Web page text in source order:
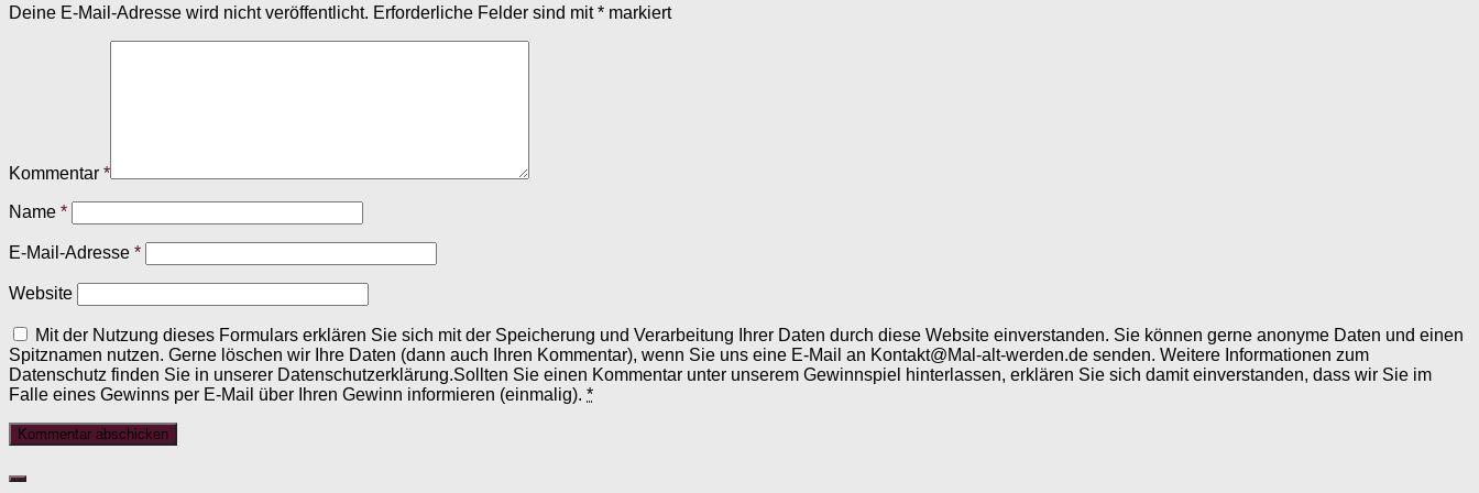
Deine E-Mail-Adresse wird nicht veröffentlicht. Erforderliche Felder sind mit* markiert
Kommentar *
Name *
E-Mail-Adresse *
Website
Mit der Nutzung dieses Formulars erklären Sie sich mit der Speicherung und Verarbeitung Ihrer Daten durch diese Website einverstanden. Sie können gerne anonyme Daten und einen
Spitznamen nutzen. Gerne löschen wir Ihre Daten (dann auch Ihren Kommentar), wenn Sie uns eine E-Mail an Kontakt@Mal-alt-werden.de senden. Weitere Informationen zum
Datenschutz finden Sie in unserer Datenschutzerklärung.Sollten Sie einen Kommentar unter unserem Gewinnspiel hinterlassen, erklären Sie sich damit einverstanden, dass wir Sie im
Falle eines Gewinns per E-Mail über Ihren Gewinn informieren (einmalig). *